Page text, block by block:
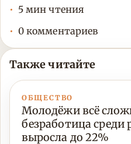
5 мин чтения
0 комментариев
Также читайте
ОБЩЕСТВО
Молодёжи всё
безработица среди
выросла до 22%